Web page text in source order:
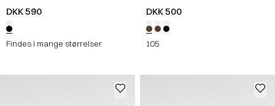
DKK 590
Findes i mange størrelser
DKK 500
105